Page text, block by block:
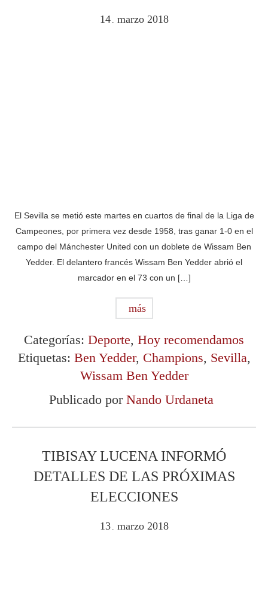
14 . marzo 2018
El Sevilla se metió este martes en cuartos de final de la Liga de
Campeones, por primera vez desde 1958, tras ganar 1-0 en el
campo del Mánchester United con un doblete de Wissam Ben
Yedder. El delantero francés Wissam Ben Yedder abrió el
marcador en el 73 con un […]
más
Categorías: Deporte, Hoy recomendamos
Etiquetas: Ben Yedder, Champions, Sevilla,
Wissam Ben Yedder
Publicado por Nando Urdaneta
TIBISAY LUCENA INFORMÓ
DETALLES DE LAS PRÓXIMAS
ELECCIONES
13 . marzo 2018